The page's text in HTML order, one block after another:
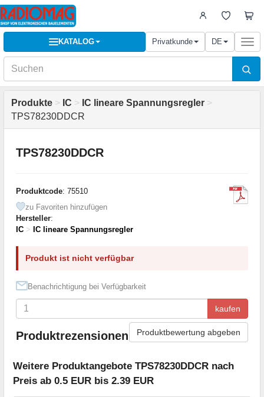
KATALOG Privatkunde DE
Produkte > IC > IC lineare Spannungsregler >
TPS78230DDCR
TPS78230DDCR
Produktcode: 75510
zu Favoriten hinzufügen
Hersteller:
IC > IC lineare Spannungsregler
Produkt ist nicht verfügbar
Benachrichtigung bei Verfügbarkeit
kaufen
Produktrezensionen Produktbewertung abgeben
Weitere Produktangebote TPS78230DDCR nach
Preis ab 0.5 EUR bis 2.39 EUR